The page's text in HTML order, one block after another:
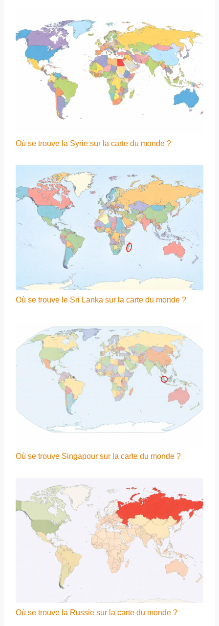
Où se trouve la Syrie sur la carte du monde ?
Où se trouve le Sri Lanka sur la carte du monde ?
Où se trouve Singapour sur la carte du monde ?
Où se trouve la Russie sur la carte du monde ?